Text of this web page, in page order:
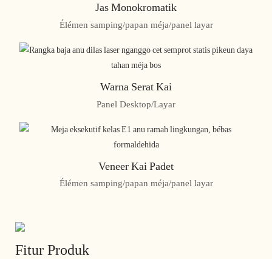
Jas Monokromatik
Élémen samping/papan méja/panel layar
Warna Serat Kai
Panel Desktop/Layar
Veneer Kai Padet
Élémen samping/papan méja/panel layar
Fitur Produk